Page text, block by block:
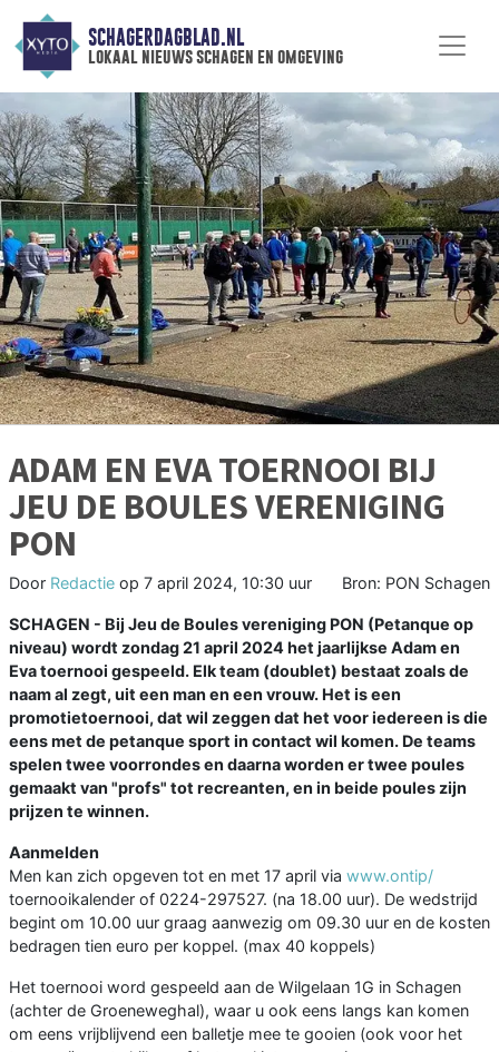
SCHAGERDAGBLAD.NL
lokaal nieuws schagen en omgeving
ADAM EN EVA TOERNOOI BIJ
JEU DE BOULES VERENIGING
PON
Door Redactie op 7 april 2024, 10:30 uur Bron: PON Schagen
SCHAGEN - Bij Jeu de Boules vereniging PON (Petanque op
niveau) wordt zondag 21 april 2024 het jaarlijkse Adam en
Eva toernooi gespeeld. Elk team (doublet) bestaat zoals de
naam al zegt, uit een man en een vrouw. Het is een
promotietoernooi, dat wil zeggen dat het voor iedereen is die
eens met de petanque sport in contact wil komen. De teams
spelen twee voorrondes en daarna worden er twee poules
gemaakt van "profs" tot recreanten, en in beide poules zijn
prijzen te winnen.
Aanmelden
Men kan zich opgeven tot en met 17 april via www.ontip/
toernooikalender of 0224-297527. (na 18.00 uur). De wedstrijd
begint om 10.00 uur graag aanwezig om 09.30 uur en de kosten
bedragen tien euro per koppel. (max 40 koppels)
Het toernooi word gespeeld aan de Wilgelaan 1G in Schagen
(achter de Groeneweghal), waar u ook eens langs kan komen
om eens vrijblijvend een balletje mee te gooien (ook voor het